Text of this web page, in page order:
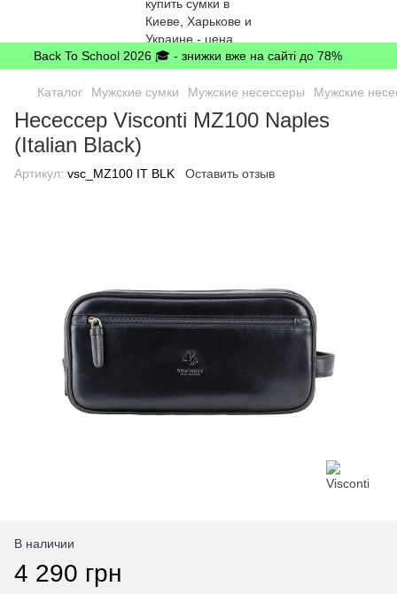
Back To School 2026 🎓 - знижки вже на сайті до 78%
Каталог Мужские сумки Мужские несессеры Мужские
Несессер Visconti MZ100 Naples
(Italian Black)
Артикул: vsc_MZ100 IT BLK Оставить отзыв
В наличии
4 290 грн